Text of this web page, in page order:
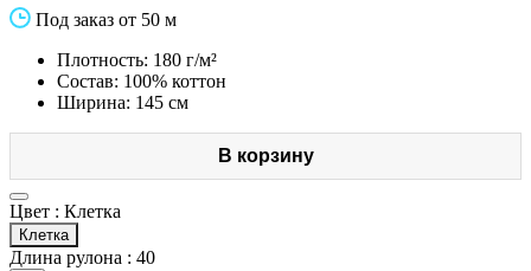
Под заказ от 50 м
Плотность: 180 г/м²
Состав: 100% коттон
Ширина: 145 см
В корзину
Цвет : Клетка
Клетка
Длина рулона : 40